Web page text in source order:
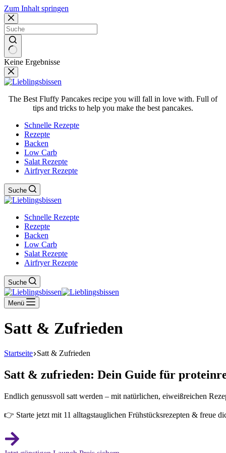
Zum Inhalt springen
Keine Ergebnisse
The Best Fluffy Pancakes recipe you will fall in love with. Full of
tips and tricks to help you make the best pancakes.
Schnelle Rezepte
Rezepte
Backen
Low Carb
Salat Rezepte
Airfryer Rezepte
Suche
Schnelle Rezepte
Rezepte
Backen
Low Carb
Salat Rezepte
Airfryer Rezepte
Suche
Menü
Satt & Zufrieden
Startseite Satt & Zufrieden
Satt & zufrieden: Dein Guide für
Endlich genussvoll satt werden – mit natürlichen, eiweißreichen
👉 Starte jetzt mit 11 alltagstauglichen Frühstücksrezepten & freue